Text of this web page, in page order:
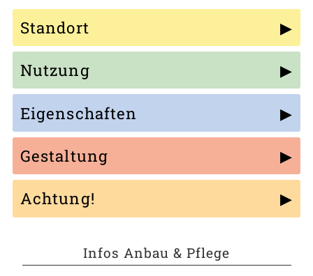
Standort
Nutzung
Eigenschaften
Gestaltung
Achtung!
Infos Anbau & Pflege